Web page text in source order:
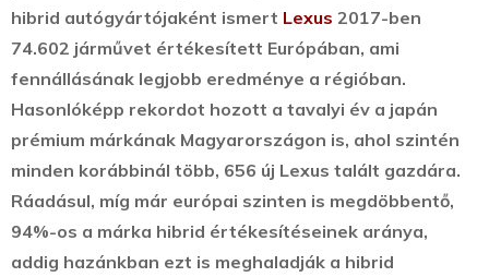
hibrid autógyártójaként ismert Lexus 2017-ben
74.602 járművet értékesített Európában, ami
fennállásának legjobb eredménye a régióban.
Hasonlóképp rekordot hozott a tavalyi év a japán
prémium márkának Magyarországon is, ahol szintén
minden korábbinál több, 656 új Lexus talált gazdára.
Ráadásul, míg már európai szinten is megdöbbentő,
94%-os a márka hibrid értékesítéseinek aránya,
addig hazánkban ezt is meghaladják a hibrid